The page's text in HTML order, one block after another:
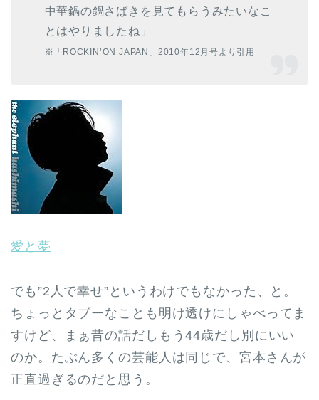
中華鍋の鍋さばきを見てもらうみたいなこ
とはやりましたね」
※「ROCKIN’ON JAPAN」2010年12月号より引用
愛と夢
でも”2人で幸せ”というわけでもなかった、と。
ちょっとタブーなことも明け透けにしゃべってま
すけど、まぁ昔の話だしもう44歳だし別にいい
のか。たぶん多くの芸能人は同じで、宮本さんが
正直過ぎるのだと思う。